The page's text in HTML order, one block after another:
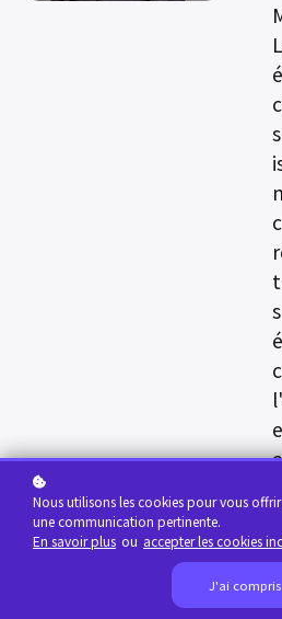
Nous utilisons les cookies pour vous
une communication pertinente.
En savoir plus ou accepter les cookies
J'ai compris